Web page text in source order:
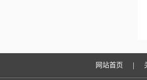
网站首页 |